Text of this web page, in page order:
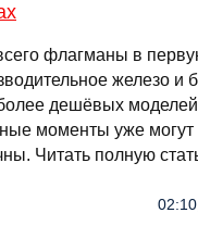
флагманы в
железо и
дешёвых
моменты уже
Читать полную